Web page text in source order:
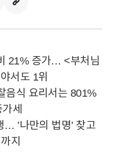
21% 증가… <부처님
서도 1위
음식 요리서는 801%
세
’나만의 법명’ 찾고
지